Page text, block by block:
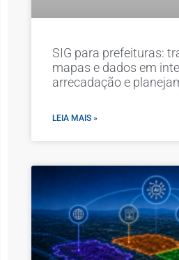
SIG para prefeituras:
mapas e dados em
arrecadação e
LEIA MAIS »